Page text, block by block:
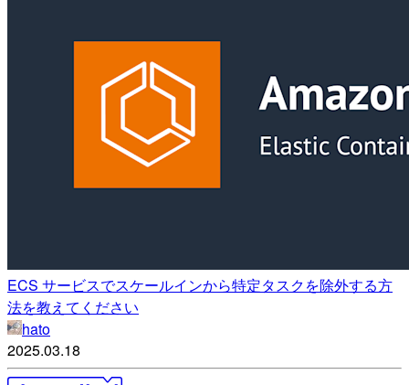
ECS サービスでスケールインから特定タスクを除外する方
法を教えてください
hato
2025.03.18